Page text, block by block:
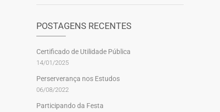
POSTAGENS RECENTES
Certificado de Utilidade Pública
14/01/2025
Perserverança nos Estudos
06/08/2022
Participando da Festa